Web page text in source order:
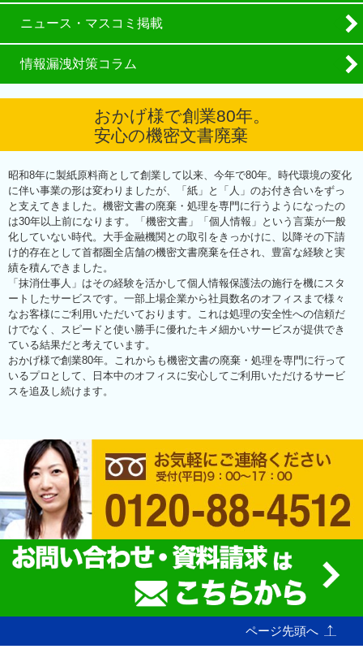
ニュース・マスコミ掲載
情報漏洩対策コラム
おかげ様で創業80年。
安心の機密文書廃棄
昭和8年に製紙原料商として創業して以来、今年で80年。時代環境の変化
に伴い事業の形は変わりましたが、「紙」と「人」のお付き合いをずっ
と支えてきました。機密文書の廃棄・処理を専門に行うようになったの
は30年以上前になります。「機密文書」「個人情報」という言葉が一般
化していない時代。大手金融機関との取引をきっかけに、以降その下請
け的存在として首都圏全店舗の機密文書廃棄を任され、豊富な経験と実
績を積んできました。
「抹消仕事人」はその経験を活かして個人情報保護法の施行を機にスタ
ートしたサービスです。一部上場企業から社員数名のオフィスまで様々
なお客様にご利用いただいております。これは処理の安全性への信頼だ
けでなく、スピードと使い勝手に優れたキメ細かいサービスが提供でき
ている結果だと考えています。
おかげ様で創業80年。これからも機密文書の廃棄・処理を専門に行って
いるプロとして、日本中のオフィスに安心してご利用いただけるサービ
スを追及し続けます。
ページ先頭へ